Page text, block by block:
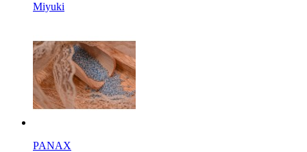
Miyuki
PANAX